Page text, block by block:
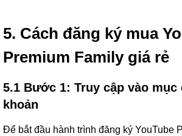
5. Cách đăng ký mua
Premium Family giá rẻ
5.1 Bước 1: Truy cập vào mục
khoản
Để bắt đầu hành trình đăng ký YouTube